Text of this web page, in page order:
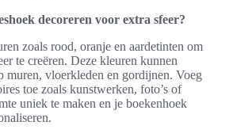
decoreren voor extra sfeer?
zoals rood, oranje en aardetinten om
te creëren. Deze kleuren kunnen
muren, vloerkleden en gordijnen. Voeg
toe zoals kunstwerken, foto’s of
uniek te maken en je boekenhoek